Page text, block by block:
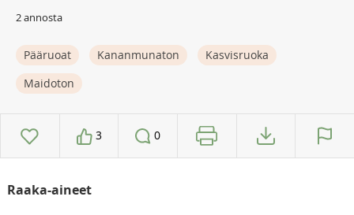
2 annosta
Pääruoat Kananmunaton
Kasvisruoka
Maidoton
3 0
Raaka-aineet